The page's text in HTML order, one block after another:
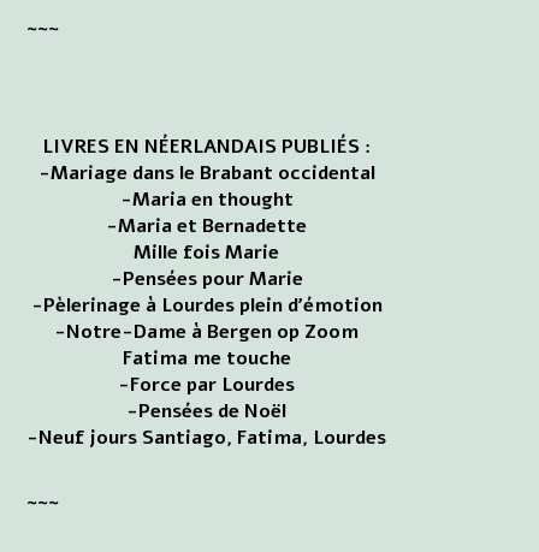
~~~
LIVRES EN NÉERLANDAIS PUBLIÉS :
-Mariage dans le Brabant occidental
-Maria en thought
-Maria et Bernadette
Mille fois Marie
-Pensées pour Marie
-Pèlerinage à Lourdes plein d'émotion
-Notre-Dame à Bergen op Zoom
Fatima me touche
-Force par Lourdes
-Pensées de Noël
-Neuf jours Santiago, Fatima, Lourdes
~~~